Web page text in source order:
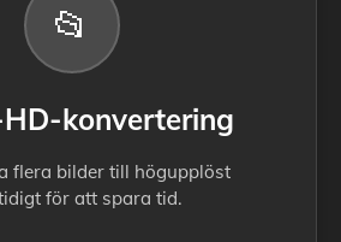
📂
konvertering
flera bilder till högupplöst
för att spara tid.